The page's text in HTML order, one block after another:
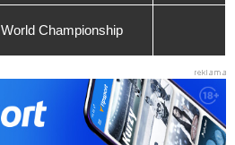
World Championship